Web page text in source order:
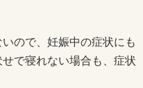
ので、妊娠中の症状にも
で寝れない場合も、症状